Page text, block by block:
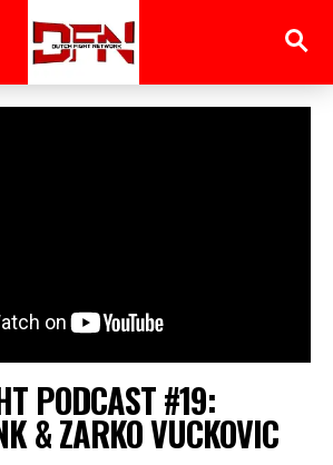
PODCAST #19:
& ZARKO VUCKOVIC